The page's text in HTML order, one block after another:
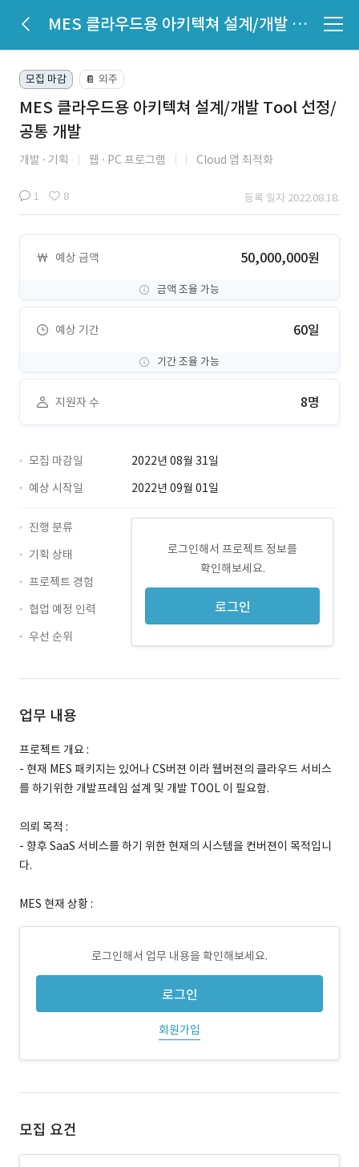
MES 클라우드용 아키텍쳐 설계/개발 Tool 선정/공통 개발
모집 마감 📔 외주
MES 클라우드용 아키텍쳐 설계/개발 Tool 선정/
공통 개발
개발 기획 웹 PC 프로그램 Cloud 앱 최적화
1 8 등록 일자 2022.08.18.
예상 금액 50,000,000원
금액 조율 가능
예상 기간 60일
기간 조율 가능
지원자 수 8명
모집 마감일
2022년 08월 31일
예상 시작일
2022년 09월 01일
로그인해서 프로젝트 정보를
확인해보세요.
로그인
진행 분류
기획 상태
프로젝트 경험
협업 예정 인력
우선 순위
업무 내용
프로젝트 개요 :
- 현재 MES 패키지는 있어나 CS버젼 이라 웹버젼의 클라우드 서비스
를 하기위한 개발프레임 설계 및 개발 TOOL 이 필요함.
의뢰 목적 :
- 향후 SaaS 서비스를 하기 위한 현재의 시스템을 컨버젼이 목적입니
다.
MES 현재 상황 :
로그인해서 업무 내용을 확인해보세요.
로그인
회원가입
모집 요건